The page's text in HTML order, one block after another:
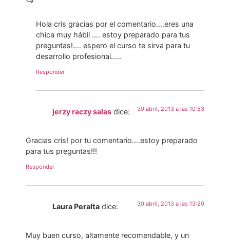
Hola cris gracias por el comentario….eres una
chica muy hábil …. estoy preparado para tus
preguntas!…. espero el curso te sirva para tu
desarrollo profesional…..
Responder
jerzy raczy salas dice: 30 abril, 2013 a las 10:53
Gracias cris! por tu comentario….estoy preparado
para tus preguntas!!!
Responder
Laura Peralta dice: 30 abril, 2013 a las 13:20
Muy buen curso, altamente recomendable, y un